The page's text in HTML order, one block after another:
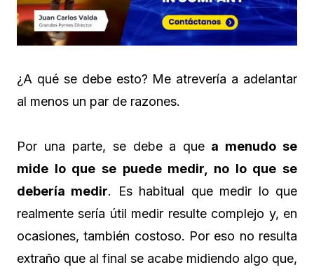
¿A qué se debe esto? Me atrevería a adelantar
al menos un par de razones.
Por una parte, se debe a que a menudo se
mide lo que se puede medir, no lo que se
debería medir. Es habitual que medir lo que
realmente sería útil medir resulte complejo y, en
ocasiones, también costoso. Por eso no resulta
extraño que al final se acabe midiendo algo que,